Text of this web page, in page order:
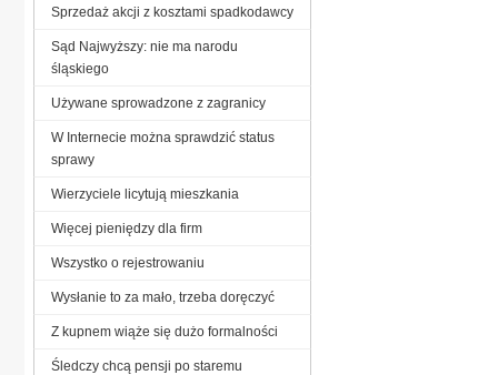
Sprzedaż akcji z kosztami spadkodawcy
Sąd Najwyższy: nie ma narodu
śląskiego
Używane sprowadzone z zagranicy
W Internecie można sprawdzić status
sprawy
Wierzyciele licytują mieszkania
Więcej pieniędzy dla firm
Wszystko o rejestrowaniu
Wysłanie to za mało, trzeba doręczyć
Z kupnem wiąże się dużo formalności
Śledczy chcą pensji po staremu